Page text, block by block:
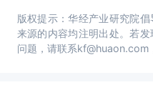
版权提示：华经产业研究院
来源的内容均注明出处。若
问题，请联系kf@huaon.com